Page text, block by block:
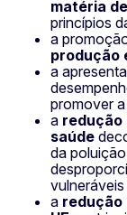
matéria
princípios
a
produção
a
promover a
a redução
saúde
da
vulneráveis
a redução